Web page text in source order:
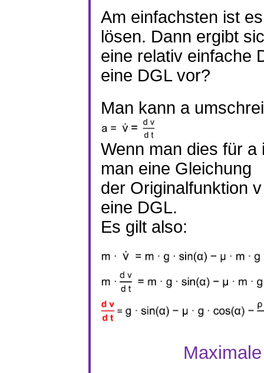
Am einfachsten ist
lösen. Dann ergibt
eine relativ einfache
eine DGL vor?
Man kann a
Wenn man dies für
man eine Gleichung
der Originalfunktion
eine DGL.
Es gilt also: